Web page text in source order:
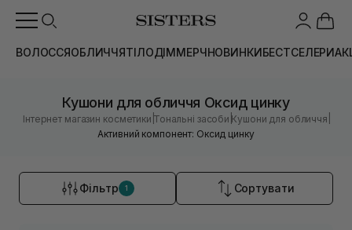
ВОЛОССЯОБЛИЧЧЯТІЛОДІММЕРЧНОВИНКИБЕСТСЕЛЕРИ
Кушони для обличчя Оксид цинку
Інтернет магазин косметики |Тональні засоби |Кушони для обличчя
Активний компонент: Оксид цинку
Фільтр 1 Сортувати